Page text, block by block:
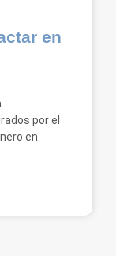
en
por el
en